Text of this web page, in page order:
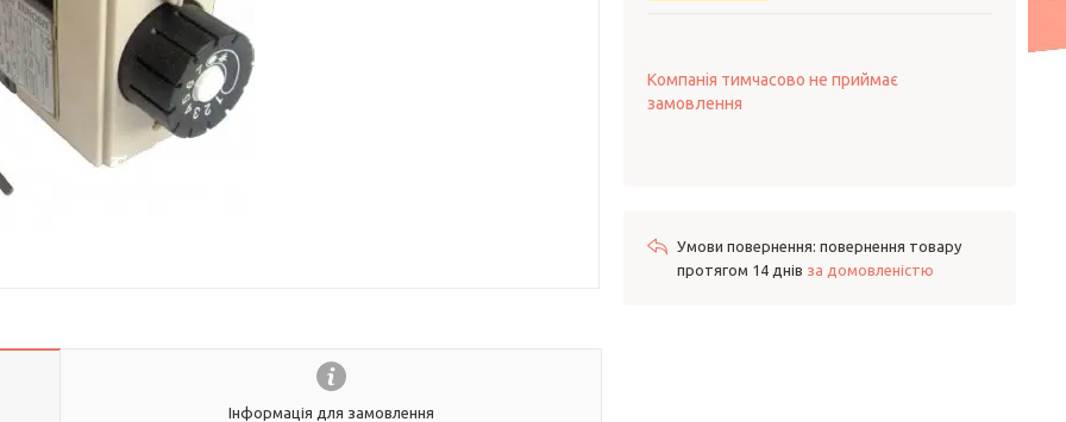
Інформація для замовлення
Компанія тимчасово не приймає
замовлення
повернення товару
протягом 14 днів за домовленістю